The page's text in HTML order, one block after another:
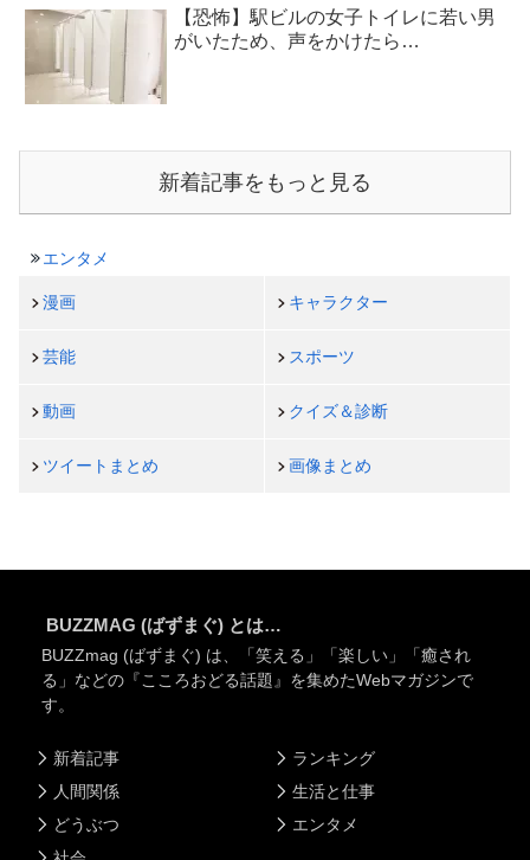
【恐怖】駅ビルの女子トイレに若い男
がいたため、声をかけたら…
新着記事をもっと見る
エンタメ
漫画 キャラクター
芸能 スポーツ
動画 クイズ＆診断
ツイートまとめ 画像まとめ
BUZZMAG (ばずまぐ) とは…
BUZZmag (ばずまぐ) は、「笑える」「楽しい」「癒され
る」などの『こころおどる話題』を集めたWebマガジンで
す。
新着記事
人間関係
どうぶつ
ランキング
生活と仕事
エンタメ